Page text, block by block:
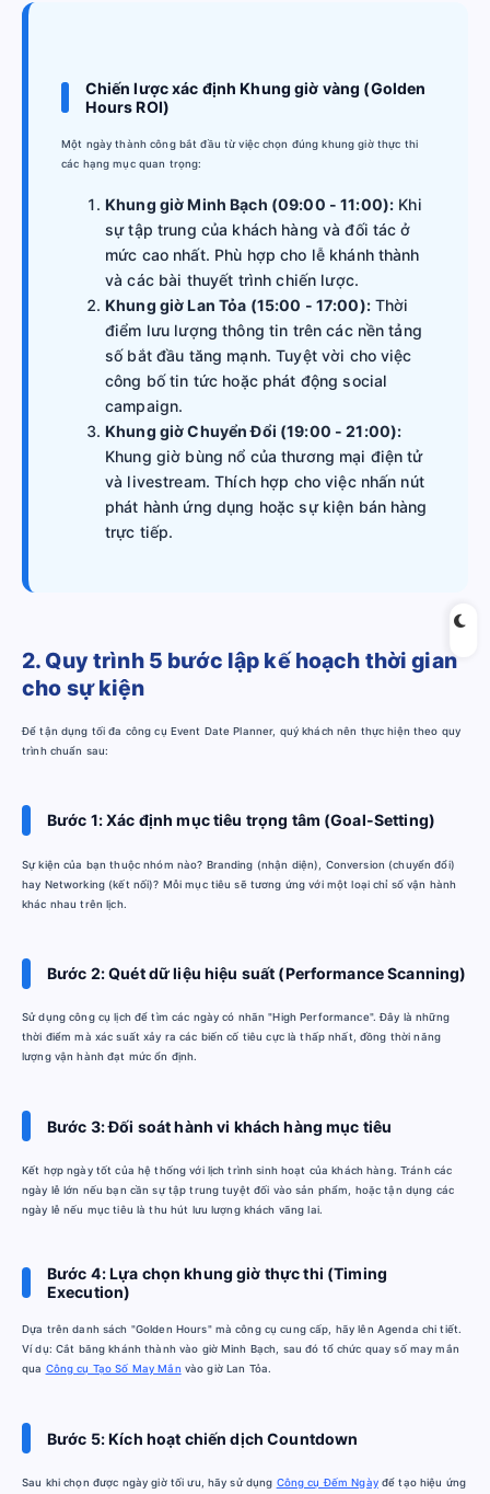
Chiến lược xác định Khung giờ vàng (Golden
Hours ROI)
Một ngày thành công bắt đầu từ việc chọn đúng khung giờ thực thi
các hạng mục quan trọng:
Khung giờ Minh Bạch (09:00 - 11:00): Khi
sự tập trung của khách hàng và đối tác ở
mức cao nhất. Phù hợp cho lễ khánh thành
và các bài thuyết trình chiến lược.
Khung giờ Lan Tỏa (15:00 - 17:00):Thời
điểm lưu lượng thông tin trên các nền tảng
số bắt đầu tăng mạnh. Tuyệt vời cho việc
công bố tin tức hoặc phát động social
campaign.
Khung giờ Chuyển Đổi (19:00 - 21:00):
Khung giờ bùng nổ của thương mại điện tử
và livestream. Thích hợp cho việc nhấn nút
phát hành ứng dụng hoặc sự kiện bán hàng
trực tiếp.
2. Quy trình 5 bước lập kế hoạch thời gian
cho sự kiện
Để tận dụng tối đa công cụ Event Date Planner, quý khách nên thực hiện theo quy
trình chuẩn sau:
Bước 1: Xác định mục tiêu trọng tâm (Goal-Setting)
Sự kiện của bạn thuộc nhóm nào? Branding (nhận diện), Conversion (chuyển đổi)
hay Networking (kết nối)? Mỗi mục tiêu sẽ tương ứng với một loại chỉ số vận hành
khác nhau trên lịch.
Bước 2: Quét dữ liệu hiệu suất (Performance Scanning)
Sử dụng công cụ lịch để tìm các ngày có nhãn "High Performance". Đây là những
thời điểm mà xác suất xảy ra các biến cố tiêu cực là thấp nhất, đồng thời năng
lượng vận hành đạt mức ổn định.
Bước 3: Đối soát hành vi khách hàng mục tiêu
Kết hợp ngày tốt của hệ thống với lịch trình sinh hoạt của khách hàng. Tránh các
ngày lễ lớn nếu bạn cần sự tập trung tuyệt đối vào sản phẩm, hoặc tận dụng các
ngày lễ nếu mục tiêu là thu hút lưu lượng khách vãng lai.
Bước 4: Lựa chọn khung giờ thực thi (Timing
Execution)
Dựa trên danh sách "Golden Hours" mà công cụ cung cấp, hãy lên Agenda chi tiết.
Ví dụ: Cắt băng khánh thành vào giờ Minh Bạch, sau đó tổ chức quay số may mắn
qua Công cụ Tạo Số May Mắn vào giờ Lan Tỏa.
Bước 5: Kích hoạt chiến dịch Countdown
Sau khi chọn được ngày giờ tối ưu, hãy sử dụng Công cụ Đếm Ngàyđể tạo hiệu ứng